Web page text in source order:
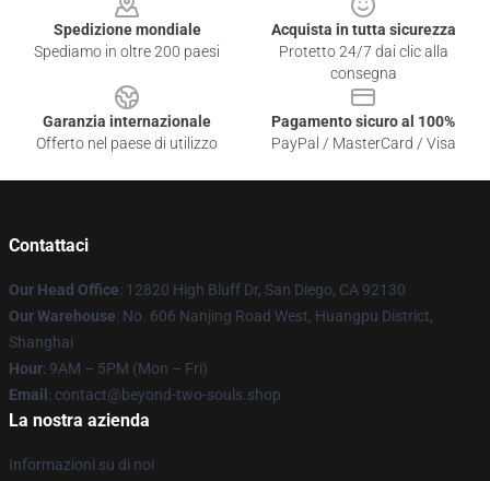
Spedizione mondiale
Spediamo in oltre 200 paesi
Acquista in tutta sicurezza
Protetto 24/7 dai clic alla
consegna
Garanzia internazionale
Offerto nel paese di utilizzo
Pagamento sicuro al 100%
PayPal / MasterCard / Visa
Contattaci
Our Head Office: 12820 High Bluff Dr, San Diego, CA 92130
Our Warehouse: No. 606 Nanjing Road West, Huangpu District,
Shanghai
Hour: 9AM – 5PM (Mon – Fri)
Email : contact@beyond-two-souls.shop
La nostra azienda
Informazioni su di noi